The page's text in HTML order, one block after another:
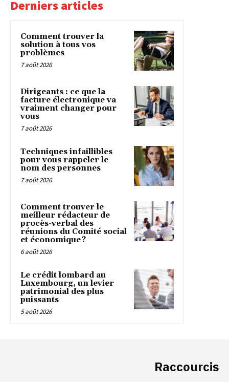
Derniers articles
Comment trouver la
solution à tous vos
problèmes
7 août 2026
Dirigeants : ce que la
facture électronique va
vraiment changer pour
vous
7 août 2026
Techniques infaillibles
pour vous rappeler le
nom des personnes
7 août 2026
Comment trouver le
meilleur rédacteur de
procès-verbal des
réunions du Comité social
et économique ?
6 août 2026
Le crédit lombard au
Luxembourg, un levier
patrimonial des plus
puissants
5 août 2026
Raccourcis